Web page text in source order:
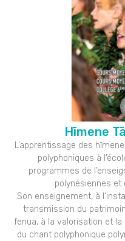
Hīmene
L’apprentissage des
polyphoniques à
programmes de
polynésiennes et
Son enseignement, à
transmission du
fenua, à la valorisation et
du chant polyphonique